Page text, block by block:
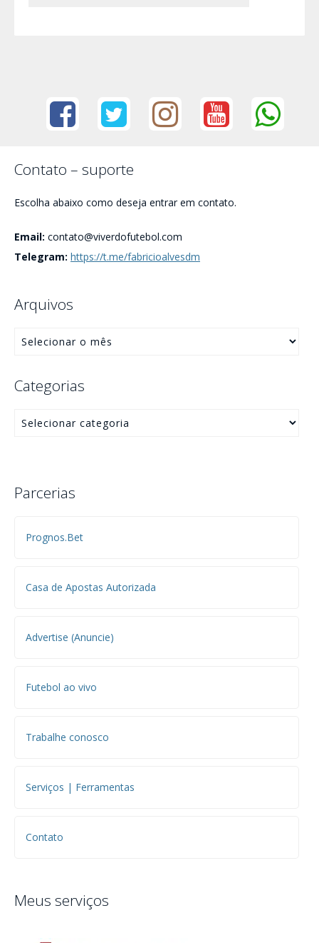
Contato – suporte
Escolha abaixo como deseja entrar em contato.
Email: contato@viverdofutebol.com
Telegram: https://t.me/fabricioalvesdm
Arquivos
Categorias
Parcerias
Prognos.Bet
Casa de Apostas Autorizada
Advertise (Anuncie)
Futebol ao vivo
Trabalhe conosco
Serviços | Ferramentas
Contato
Meus serviços